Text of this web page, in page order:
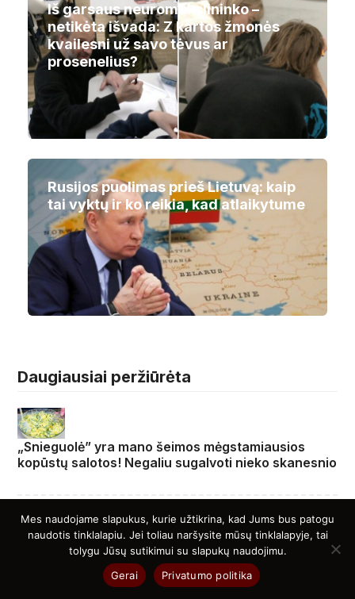
Iš garsaus neuromokslininko –
netikėta išvada: Z kartos žmonės
kvailesni už savo tėvus ar
prosenelius?
Rusijos puolimas prieš Lietuvą: kaip
tai vyktų ir ko reikia, kad atlaikytume
Daugiausiai peržiūrėta
„Snieguolė” yra mano šeimos mėgstamiausios
kopūstų salotos! Negaliu sugalvoti nieko skanesnio
Iš LFF prezidento – perspėjimas „Riterių“ „veikėjui“:
„Patikėk, vaikeli, broleli, baigsis liūdnai“
Mes naudojame slapukus, kurie užtikrina, kad Jums bus patogu
naudotis tinklalapiu. Jei toliau naršysite mūsų tinklalapyje, tai
tolygu Jūsų sutikimui su slapukų naudojimu.
Gerai
Privatumo politika